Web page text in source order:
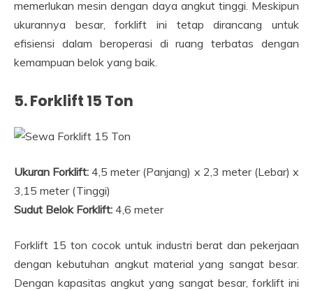
memerlukan mesin dengan daya angkut tinggi. Meskipun
ukurannya besar, forklift ini tetap dirancang untuk
efisiensi dalam beroperasi di ruang terbatas dengan
kemampuan belok yang baik.
5. Forklift 15 Ton
Ukuran Forklift: 4,5 meter (Panjang) x 2,3 meter (Lebar) x
3,15 meter (Tinggi)
Sudut Belok Forklift: 4,6 meter
Forklift 15 ton cocok untuk industri berat dan pekerjaan
dengan kebutuhan angkut material yang sangat besar.
Dengan kapasitas angkut yang sangat besar, forklift ini